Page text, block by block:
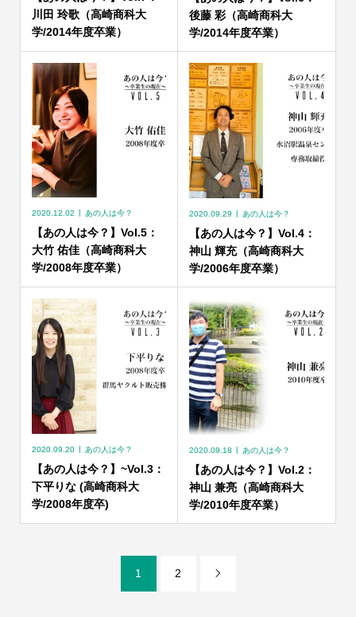
川田 玲歌（高崎商科大
学/2014年度卒業）
後藤 彩（高崎商科大
学/2014年度卒業）
2020.12.02 あの人は今？
【あの人は今？】Vol.5：
大竹 佑佳（高崎商科大
学/2008年度卒業）
2020.09.29 あの人は今？
【あの人は今？】Vol.4：
神山 輝充（高崎商科大
学/2006年度卒業）
2020.09.20 あの人は今？
【あの人は今？】~Vol.3：
下平りな (高崎商科大
学/2008年度卒)
2020.09.18 あの人は今？
【あの人は今？】Vol.2：
神山 兼亮（高崎商科大
学/2010年度卒業）
1 2 